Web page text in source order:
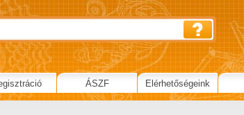
ÁSZF Elérhetőségeink